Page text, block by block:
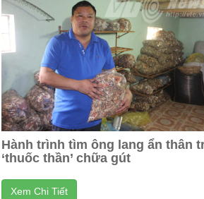
Hành trình tìm ông lang ẩn thân
‘thuốc thần’ chữa gút
Xem Chi Tiết